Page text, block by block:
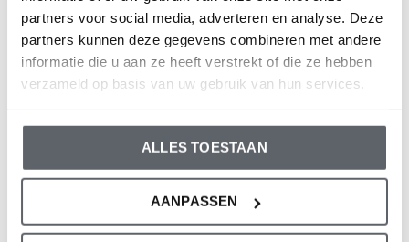
partners voor social media, adverteren en analyse. Deze
partners kunnen deze gegevens combineren met andere
informatie die u aan ze heeft verstrekt of die ze hebben
verzameld op basis van uw gebruik van hun services.
ALLES TOESTAAN
AANPASSEN
Bewertungen
0
Und was denkst du über diesen?